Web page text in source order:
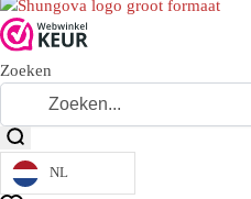
Zoeken
NL